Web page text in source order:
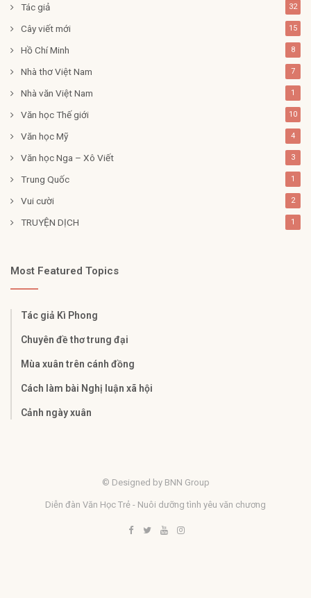
Tác giả 32
Cây viết mới 15
Hồ Chí Minh 8
Nhà thơ Việt Nam 7
Nhà văn Việt Nam 1
Văn học Thế giới 10
Văn học Mỹ 4
Văn học Nga – Xô Viết 3
Trung Quốc 1
Vui cười 2
TRUYỆN DỊCH 1
Most Featured Topics
Tác giả Kì Phong
Chuyên đề thơ trung đại
Mùa xuân trên cánh đồng
Cách làm bài Nghị luận xã hội​
Cảnh ngày xuân
© Designed by BNN Group
Diễn đàn Văn Học Trẻ - Nuôi dưỡng tình yêu văn chương